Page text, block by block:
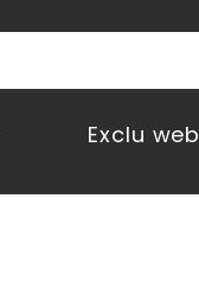
Exclu web